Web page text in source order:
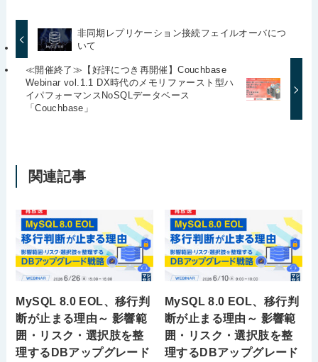
非同期レプリケーション接続フェイルオーバにつ
いて
≪開催終了≫【好評につき再開催】Couchbase
Webinar vol.1.1 DX時代のメモリファースト型ハ
イパフォーマンスNoSQLデータベース
「Couchbase」
関連記事
MySQL 8.0 EOL、移行判
断が止まる理由～ 影響範
囲・リスク・選択肢を整
理するDBアップグレード
MySQL 8.0 EOL、移行判
断が止まる理由～ 影響範
囲・リスク・選択肢を整
理するDBアップグレード